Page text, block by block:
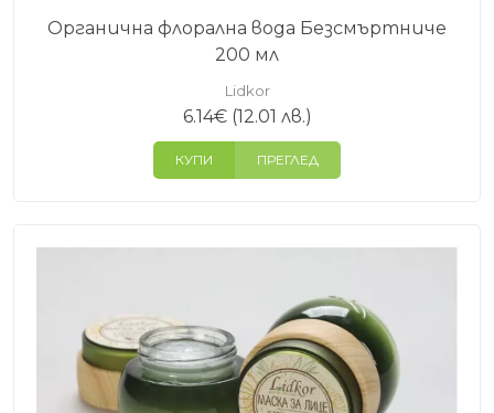
Органична флорална вода Безсмъртниче
200 мл
Lidkor
6.14€(12.01 лв.)
КУПИ ПРЕГЛЕД